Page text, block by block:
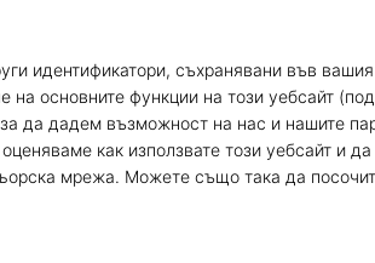
Често задавани
Политика за
Програма за